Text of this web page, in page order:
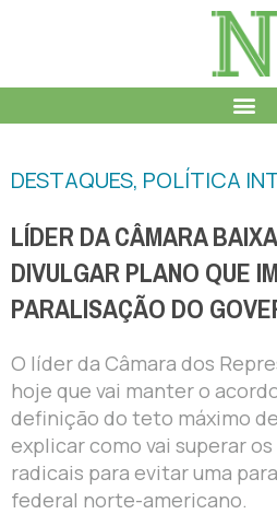
DESTAQUES, POLÍTICA
LÍDER DA CÂMARA
DIVULGAR PLANO QUE
PARALISAÇÃO DO
O líder da Câmara dos
hoje que vai manter o
definição do teto máximo
explicar como vai superar
radicais para evitar uma
federal norte-americano.